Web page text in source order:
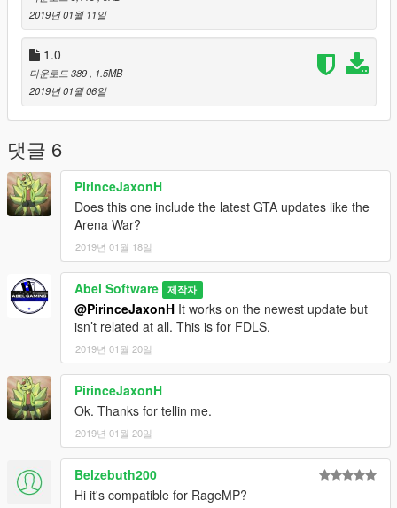
2019년 01월 11일
1.0
다운로드 389
, 1.5MB
2019년 01월 06일
댓글 6
PirinceJaxonH
Does this one include the latest GTA updates like the
Arena War?
2019년 01월 18일
Abel Software 제작자
@PirinceJaxonH It works on the newest update but
isn’t related at all. This is for FDLS.
2019년 01월 20일
PirinceJaxonH
Ok. Thanks for tellin me.
2019년 01월 20일
Belzebuth200
Hi it's compatible for RageMP?